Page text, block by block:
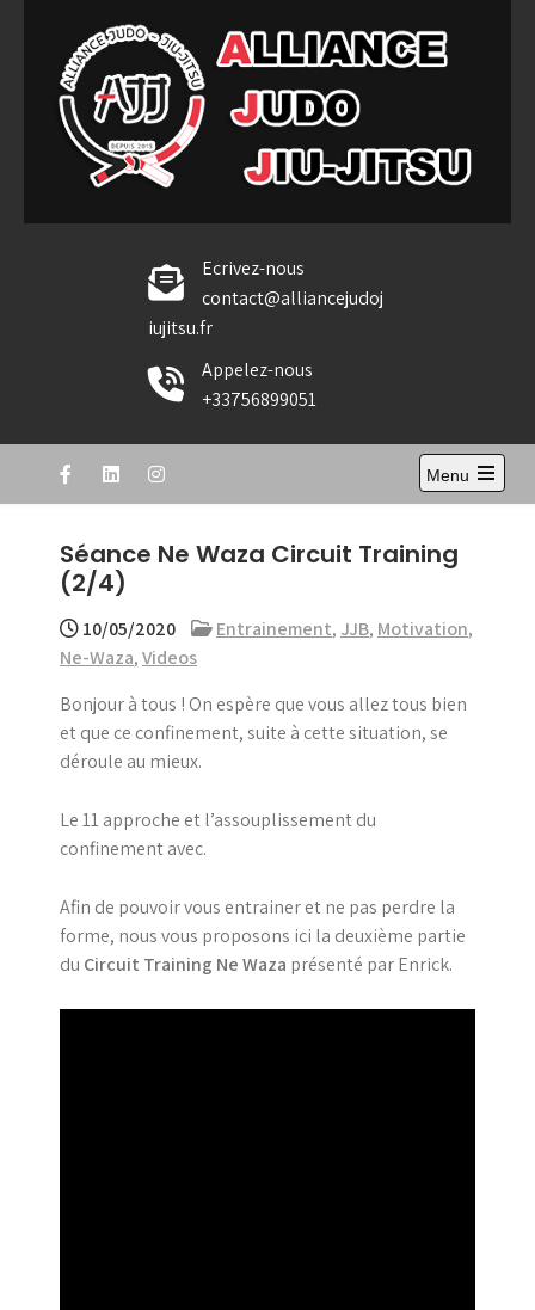
content
Alliance Judo Jiu-jitsu
Ecrivez-nous
contact@alliancejudoj
iujitsu.fr
Appelez-nous
+33756899051
Menu
Open
Séance Ne Waza Circuit Training
(2/4)
10/05/2020 Entrainement, JJB, Motivation,
Ne-Waza,Videos
Bonjour à tous ! On espère que vous allez tous bien
et que ce confinement, suite à cette situation, se
déroule au mieux.
Le 11 approche et l’assouplissement du
confinement avec.
Afin de pouvoir vous entrainer et ne pas perdre la
forme, nous vous proposons ici la deuxième partie
du Circuit Training Ne Waza présenté par Enrick.